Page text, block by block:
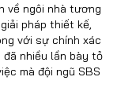
về ngôi nhà tương
pháp thiết kế,
với sự chính xác
nhiều lần bày tỏ
mà đội ngũ SBS